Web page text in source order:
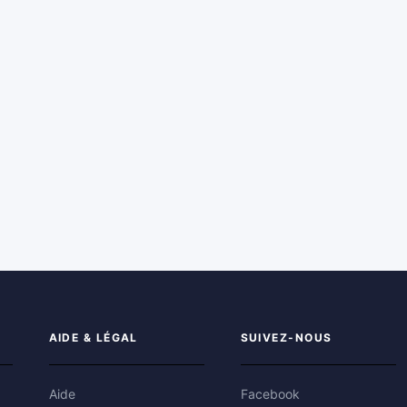
AIDE & LÉGAL
Aide
SUIVEZ-NOUS
Facebook